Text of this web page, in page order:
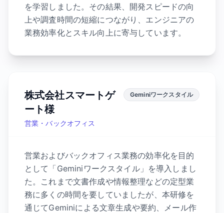
を学習しました。その結果、開発スピードの向
上や調査時間の短縮につながり、エンジニアの
業務効率化とスキル向上に寄与しています。
株式会社スマートゲ
ート様
営業・バックオフィス
Geminiワークスタイル
営業およびバックオフィス業務の効率化を目的
として「Geminiワークスタイル」を導入しまし
た。これまで文書作成や情報整理などの定型業
務に多くの時間を要していましたが、本研修を
通じてGeminiによる文章生成や要約、メール作